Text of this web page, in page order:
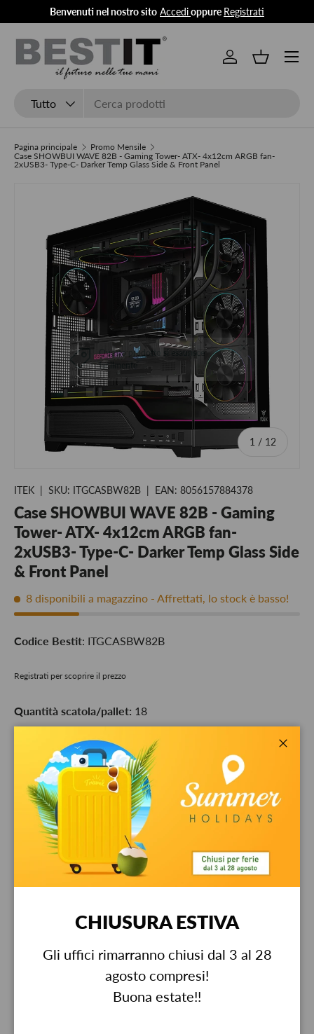
Passa ai contenuti
Benvenuti nel nostro sito Accedioppure Registrati
Tutto
AccediCestino
Menu
Pagina principale
Promo Mensile
Case SHOWBUI WAVE 82B - Gaming Tower- ATX- 4x12cm ARGB fan-
2xUSB3- Type-C- Darker Temp Glass Side & Front Panel
1 / di
12
Questo prodotto si esaurisce
facilmente
Chiudi
ITEK | SKU: ITGCASBW82B | EAN: 8056157884378
Case SHOWBUI WAVE 82B - Gaming
Tower- ATX- 4x12cm ARGB fan-
2xUSB3- Type-C- Darker Temp Glass Side
& Front Panel
8 disponibili a magazzino - Affrettati, lo stock è basso!
Codice Bestit: ITGCASBW82B
Registrati per scoprire il prezzo
Quantità scatola/pallet: 18
+
Ritiro disponibile presso Bestit srl
Di solito pronto in 24 ore
Visualizza informazioni sul negozio
Garanzia
CHIUSURA ESTIVA
Gli uffici rimarranno chiusi dal 3 al 28
agosto compresi!
Buona estate!!